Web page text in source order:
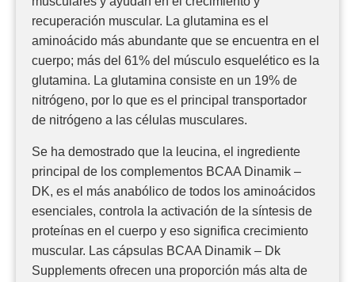
recuperación muscular. La glutamina es el
aminoácido más abundante que se encuentra en el
cuerpo; más del 61% del músculo esquelético es la
glutamina. La glutamina consiste en un 19% de
nitrógeno, por lo que es el principal transportador
de nitrógeno a las células musculares.
Se ha demostrado que la leucina, el ingrediente
principal de los complementos BCAA Dinamik –
DK, es el más anabólico de todos los aminoácidos
esenciales, controla la activación de la síntesis de
proteínas en el cuerpo y eso significa crecimiento
muscular. Las cápsulas BCAA Dinamik – Dk
Supplements ofrecen una proporción más alta de